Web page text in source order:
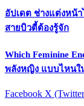
อัปเดต ช่างแต่งหน้า
สายบิวตี้ต้องรู้จัก
Which Feminine
พลังหญิง แบบไหนใ
Facebook X